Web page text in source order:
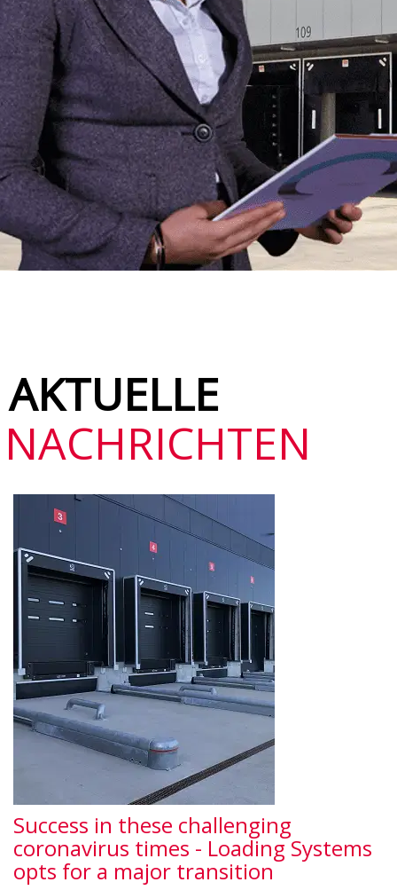
AKTUELLE
NACHRICHTEN
Success in these challenging
coronavirus times - Loading Systems
opts for a major transition